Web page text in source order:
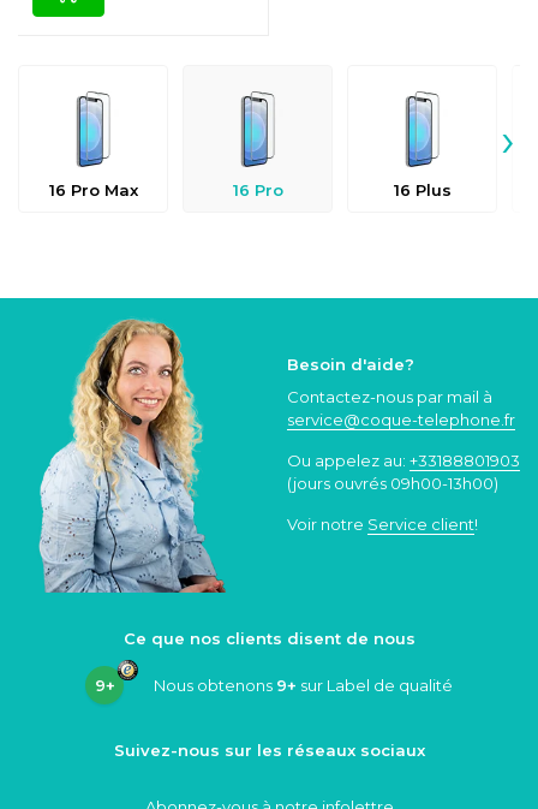
16 Pro Max 16 Pro 16 Plus
›
Besoin d'aide?
Contactez-nous par mail à
service@coque-telephone.fr
Ou appelez au: +33188801903
(jours ouvrés 09h00-13h00)
Voir notre Service client!
Ce que nos clients disent de nous
9+ Nous obtenons 9+ sur Label de qualité
Suivez-nous sur les réseaux sociaux